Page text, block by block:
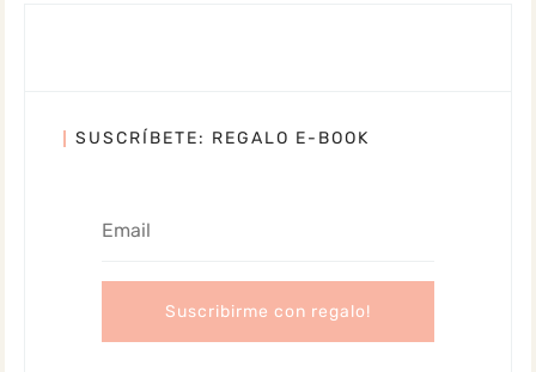
SUSCRÍBETE: REGALO E-BOOK